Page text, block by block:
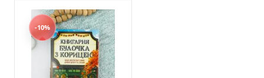
-10%